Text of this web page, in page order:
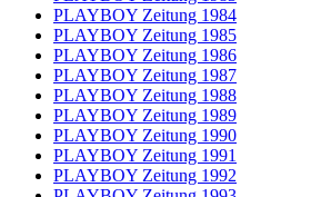
PLAYBOY Zeitung 1984
PLAYBOY Zeitung 1985
PLAYBOY Zeitung 1986
PLAYBOY Zeitung 1987
PLAYBOY Zeitung 1988
PLAYBOY Zeitung 1989
PLAYBOY Zeitung 1990
PLAYBOY Zeitung 1991
PLAYBOY Zeitung 1992